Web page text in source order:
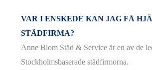
VAR I ENSKEDE KAN JAG FÅ
STÄDFIRMA?
Anne Blom Städ & Service är en av de
Stockholmsbaserade städfirmorna.